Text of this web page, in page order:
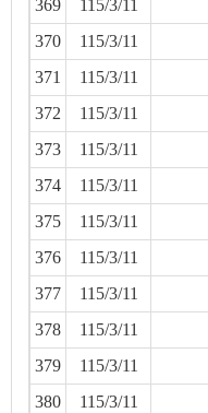
369
115/3/11
370
115/3/11
371
115/3/11
372
115/3/11
373
115/3/11
374
115/3/11
375
115/3/11
376
115/3/11
377
115/3/11
378
115/3/11
379
115/3/11
380
115/3/11